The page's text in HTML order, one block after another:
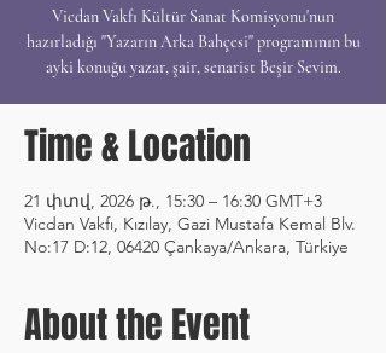
Vicdan Vakfı Kültür Sanat Komisyonu'nun
hazırladığı "Yazarın Arka Bahçesi" programının bu
ayki konuğu yazar, şair, senarist Beşir Sevim.
Time & Location
21 փտվ, 2026 թ., 15:30 – 16:30 GMT+3
Vicdan Vakfı, Kızılay, Gazi Mustafa Kemal Blv.
No:17 D:12, 06420 Çankaya/Ankara, Türkiye
About the Event